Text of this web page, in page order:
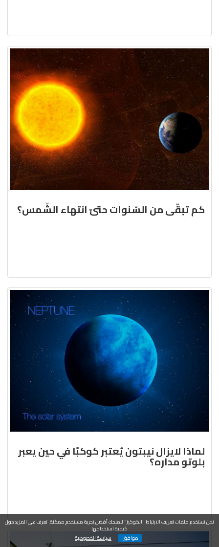
كم تبقّى من السّنوات حتىّ انتهاء الشّمس؟
لماذا لايزال نيبتون يُعتبر كوكبًا في حين يعبر
بلوتو مداره؟
نحن نستخدم ملفات تعريف الارتباط "الكوكيز" لنمنحك أفضل تجربة مستخدم ممكنة. تعرف على المزيد حول
كيفية استخدامها
موافق
سياسة الخصوصية